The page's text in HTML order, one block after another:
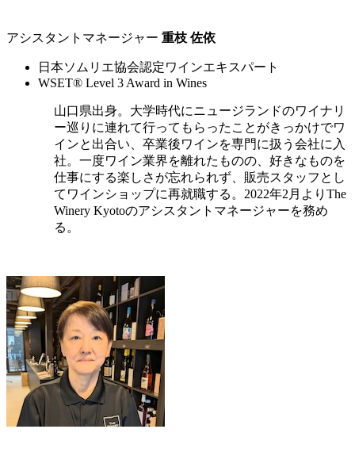
アシスタントマネージャー 重枝 佐依
日本ソムリエ協会認定ワインエキスパート
WSET® Level 3 Award in Wines
山口県出身。大学時代にニュージランドのワイナリ
ー巡りに連れて行ってもらったことがきっかけでワ
インと出合い、卒業後ワインを専門に扱う会社に入
社。一度ワイン業界を離れたものの、好きなものを
仕事にする楽しさが忘れられず、販売スタッフとし
てワインショップに再就職する。2022年2月よりThe
Winery Kyotoのアシスタントマネージャーを務め
る。